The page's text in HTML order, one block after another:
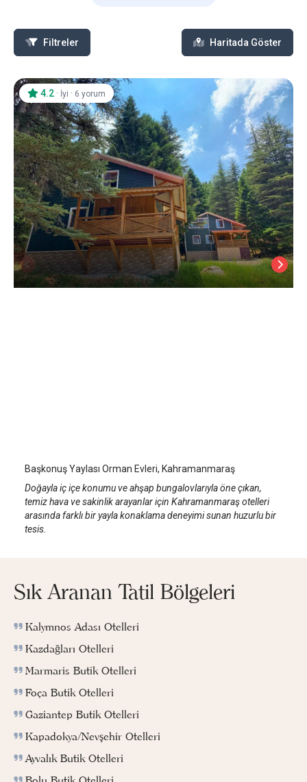
Filtreler Haritada Göster
4.2 · İyi · 6 yorum
Başkonuş Yaylası Orman Evleri, Kahramanmaraş
Doğayla iç içe konumu ve ahşap bungalovlarıyla öne çıkan,
temiz hava ve sakinlik arayanlar için Kahramanmaraş otelleri
arasında farklı bir yayla konaklama deneyimi sunan huzurlu bir
tesis.
Sık Aranan Tatil Bölgeleri
Kalymnos Adası Otelleri
Kazdağları Otelleri
Marmaris Butik Otelleri
Foça Butik Otelleri
Gaziantep Butik Otelleri
Kapadokya/Nevşehir Otelleri
Ayvalık Butik Otelleri